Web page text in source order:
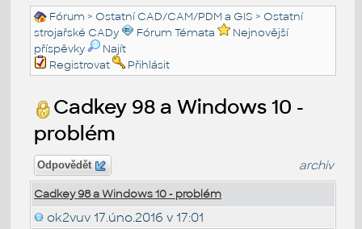
Fórum > Ostatní CAD/CAM/PDM a GIS > Ostatní
strojařské CADy
Fórum Témata
Nejnovější
příspěvky
Najít
Registrovat
Přihlásit
Cadkey 98 a Windows 10 -
problém
Odpovědět archiv
Cadkey 98 a Windows 10 - problém
ok2vuv 17.úno.2016 v 17:01